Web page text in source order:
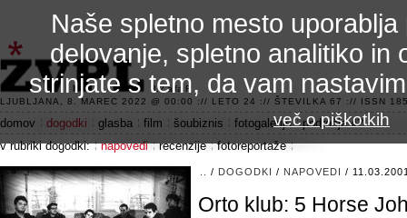
3.2 alfa R
LJUBLJANA, 8. MAREC 2022 @ 00:00 :// LETO 24 :// ŠTEVILKA 67 :// ISSN
domov dogodki glasba film šoubiznis fotogalerije
področje 42
v rubriki dogodki:
napovedi recenzije fotoreportaže
/ DOGODKI / NAPOVEDI /
Orto klub: 5 Horse
Naše spletno mesto
delovanje, spletno analitiko in
strinjate s tem, da vam
več o piškotkih